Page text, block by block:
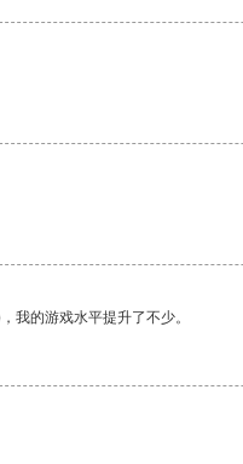
我的游戏水平提升了不少。